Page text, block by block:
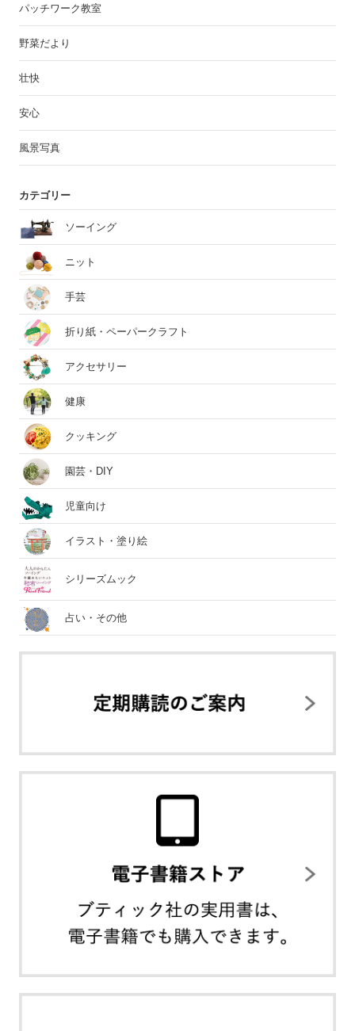
パッチワーク教室
野菜だより
壮快
安心
風景写真
カテゴリー
ソーイング
ニット
手芸
折り紙・ペーパークラフト
アクセサリー
健康
クッキング
園芸・DIY
児童向け
イラスト・塗り絵
シリーズムック
占い・その他